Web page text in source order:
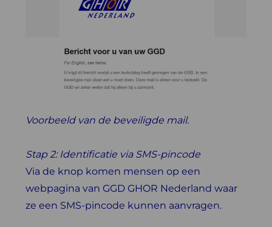
Voorbeeld van de beveiligde mail.
Stap 2: Identificatie via SMS-pincode
Via de knop komen mensen op een
webpagina van GGD GHOR Nederland waar
ze een SMS-pincode kunnen aanvragen.